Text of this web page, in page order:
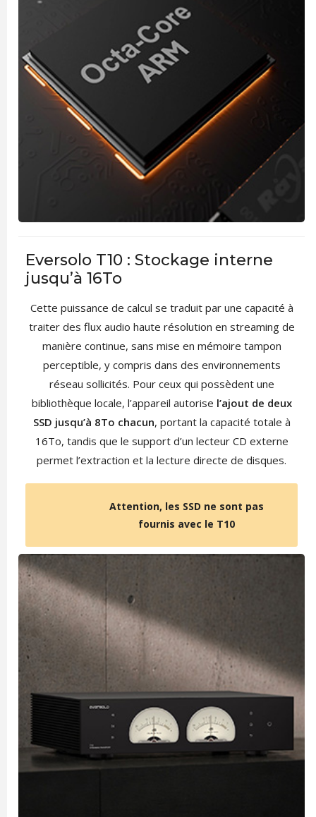
Eversolo T10 : Stockage interne
jusqu’à 16To
Cette puissance de calcul se traduit par une capacité à
traiter des flux audio haute résolution en streaming de
manière continue, sans mise en mémoire tampon
perceptible, y compris dans des environnements
réseau sollicités. Pour ceux qui possèdent une
bibliothèque locale, l’appareil autorise l’ajout de deux
SSD jusqu’à 8To chacun, portant la capacité totale à
16To, tandis que le support d’un lecteur CD externe
permet l’extraction et la lecture directe de disques.
Attention, les SSD ne sont pas
fournis avec le T10